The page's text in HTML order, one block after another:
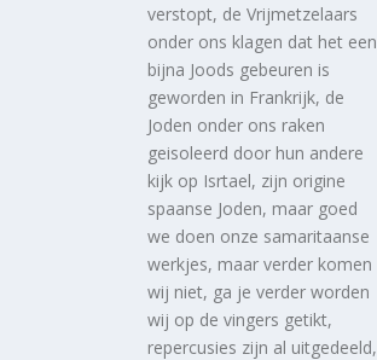
verstopt, de Vrijmetzelaars
onder ons klagen dat het een
bijna Joods gebeuren is
geworden in Frankrijk, de
Joden onder ons raken
geisoleerd door hun andere
kijk op Isrtael, zijn origine
spaanse Joden, maar goed
we doen onze samaritaanse
werkjes, maar verder komen
wij niet, ga je verder worden
wij op de vingers getikt,
repercusies zijn al uitgedeeld,